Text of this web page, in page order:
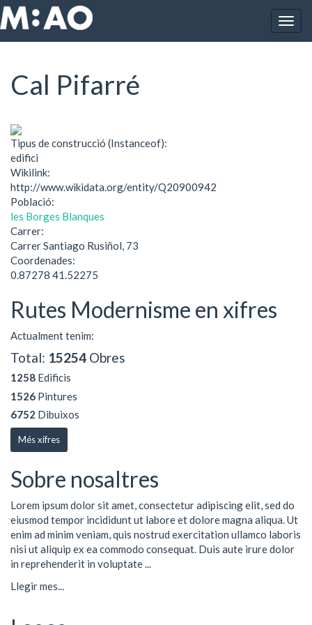
Vés al contingut
Inici Cal Pifarré
Cal Pifarré
Tipus de construcció (Instanceof):
edifici
Wikilink:
http://www.wikidata.org/entity/Q20900942
Població:
les Borges Blanques
Carrer:
Carrer Santiago Rusiñol, 73
Coordenades:
0.87278 41.52275
Rutes Modernisme en xifres
Actualment tenim:
Total: 15254 Obres
1258 Edificis
1526 Pintures
6752 Dibuixos
Més xifres
Sobre nosaltres
Lorem ipsum dolor sit amet, consectetur adipiscing elit, sed do
eiusmod tempor incididunt ut labore et dolore magna aliqua. Ut
enim ad minim veniam, quis nostrud exercitation ullamco laboris
nisi ut aliquip ex ea commodo consequat. Duis aute irure dolor
in reprehenderit in voluptate ...
Llegir mes...